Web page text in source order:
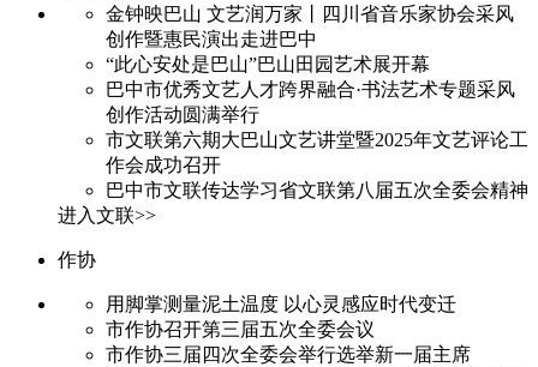
金钟映巴山 文艺润万家丨四川省音乐家协会采风
创作暨惠民演出走进巴中
“此心安处是巴山”巴山田园艺术展开幕
巴中市优秀文艺人才跨界融合·书法艺术专题采风
创作活动圆满举行
市文联第六期大巴山文艺讲堂暨2025年文艺评论工
作会成功召开
巴中市文联传达学习省文联第八届五次全委会精神
进入文联>>
作协
用脚掌测量泥土温度 以心灵感应时代变迁
市作协召开第三届五次全委会议
市作协三届四次全委会举行选举新一届主席